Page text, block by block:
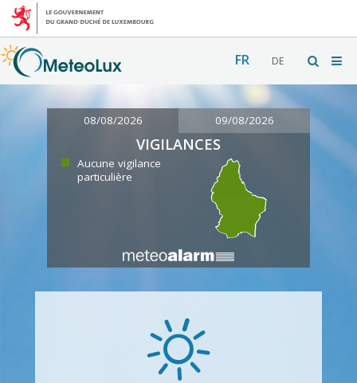
FR DE
08/08/2026 09/08/2026
VIGILANCES
Aucune vigilance
particulière